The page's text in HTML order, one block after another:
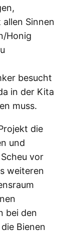
Sinnen
Honig
besucht
in der Kita
muss.
die
und
vor
weiteren
bei den
Bienen